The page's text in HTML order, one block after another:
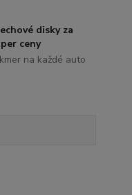
disky za
ceny
na každé auto